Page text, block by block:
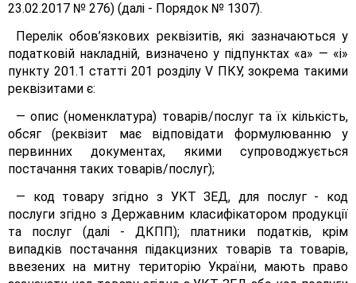
23.02.2017 № 276) (далі - Порядок № 1307).
Перелік обов’язкових реквізитів, які зазначаються у
податковій накладній, визначено у підпунктах «а» — «і»
пункту 201.1 статті 201 розділу V ПКУ, зокрема такими
реквізитами є:
— опис (номенклатура) товарів/послуг та їх кількість,
обсяг (реквізит має відповідати формулюванню у
первинних документах, якими супроводжується
постачання таких товарів/послуг);
— код товару згідно з УКТ ЗЕД, для послуг - код
послуги згідно з Державним класифікатором продукції
та послуг (далі - ДКПП); платники податків, крім
випадків постачання підакцизних товарів та товарів,
ввезених на митну територію України, мають право